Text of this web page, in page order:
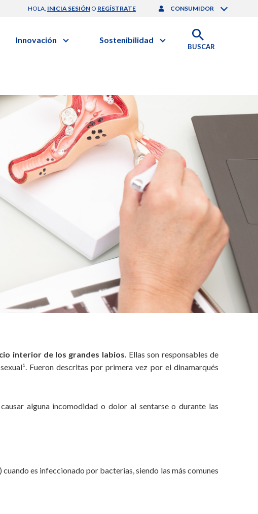
HOLA, INICIA SESIÓNO REGÍSTRATE CONSUMIDOR
Innovación
Investigación y Desarrollo
Profesionales de Salud | EurON Pro
Sostenibilidad
Responsabilidad Compartida
Balance Financiero
BUSCAR
interior de los grandes labios. Ellas son responsables de
Fueron descritas por primera vez por el dinamarqués
alguna incomodidad o dolor al sentarse o durante las
) cuando es infeccionado por bacterias, siendo las más comunes